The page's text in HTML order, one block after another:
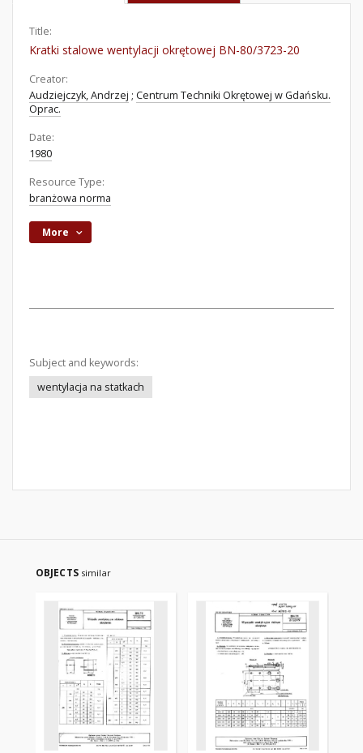
Title:
Kratki stalowe wentylacji okrętowej BN-80/3723-20
Creator:
Audziejczyk, Andrzej ; Centrum Techniki Okrętowej w Gdańsku.
Oprac.
Date:
1980
Resource Type:
branżowa norma
More
Subject and keywords:
wentylacja na statkach
OBJECTS similar